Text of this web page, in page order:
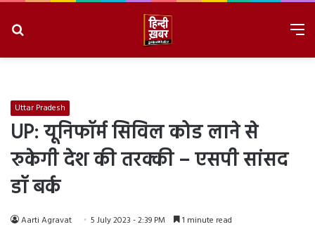
Uttar Pradesh
UP: यूनिफॉर्म सिविल कोड लाने से
रुकेगी देश की तरक्की – एसपी सांसद
डॉ बर्क
Aarti Agravat 5 July 2023 - 2:39 PM 1 minute read